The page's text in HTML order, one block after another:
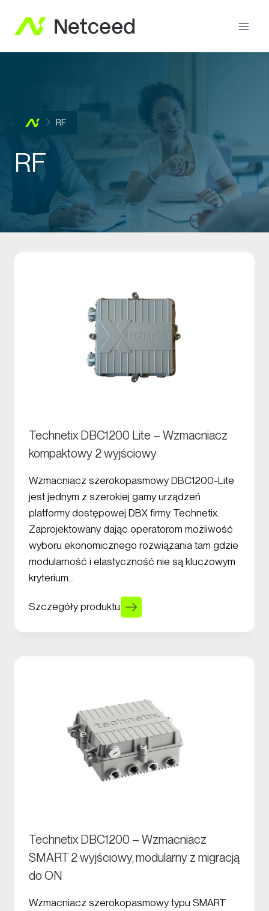
RF
RF
Technetix DBC1200 Lite – Wzmacniacz
kompaktowy 2 wyjściowy
Wzmacniacz szerokopasmowy DBC1200-Lite
jest jednym z szerokiej gamy urządzeń
platformy dostępowej DBX firmy Technetix.
Zaprojektowany dając operatorom możliwość
wyboru ekonomicznego rozwiązania tam gdzie
modularność i elastyczność nie są kluczowym
kryterium…
Szczegóły produktu
Technetix DBC1200 – Wzmacniacz
SMART 2 wyjściowy, modularny z migracją
do ON
Wzmacniacz szerokopasmowy typu SMART